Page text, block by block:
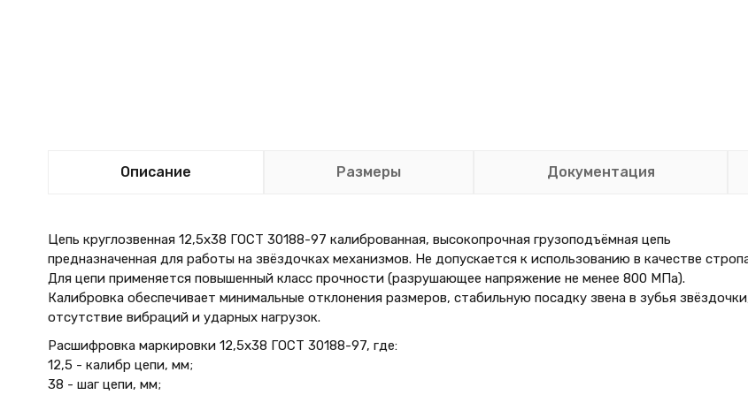
Описание Размеры Документация
Цепь круглозвенная 12,5х38 ГОСТ 30188-97 калиброванная, высокопрочная грузоподъёмная цепь
предназначенная для работы на звёздочках механизмов. Не допускается к использованию в качестве
Для цепи применяется повышенный класс прочности (разрушающее напряжение не менее 800 МПа).
Калибровка обеспечивает минимальные отклонения размеров, стабильную посадку звена в зубья
отсутствие вибраций и ударных нагрузок.
Расшифровка маркировки 12,5х38 ГОСТ 30188-97, где:
12,5 - калибр цепи, мм;
38 - шаг цепи, мм;